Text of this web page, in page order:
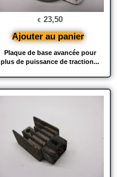
Plaque de base avancée pour
plus de puissance de traction...
€ 23,50
Ajouter au panier